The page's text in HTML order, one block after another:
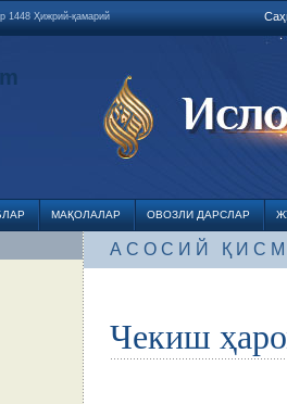
1448 Ҳижрий-қамарий
МАҚОЛАЛАР ОВОЗЛИ ДАРСЛАР
АСОСИЙ
Чекиш